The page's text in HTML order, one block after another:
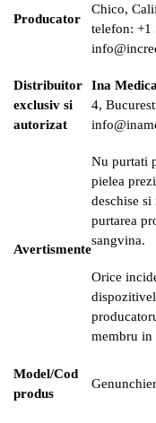
Producator
Chico,
telefon: +1
Distribuitor
exclusiv si
autorizat
Ina
4,
Avertismente
Nu purtati
pielea
deschise
purtarea
sangvina.
Orice
membru in
Model/Cod
produs